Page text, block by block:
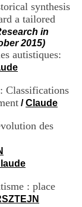
synthesis
a tailored
in
2015)
autistiques:
Classifications
/Claude
des
: place